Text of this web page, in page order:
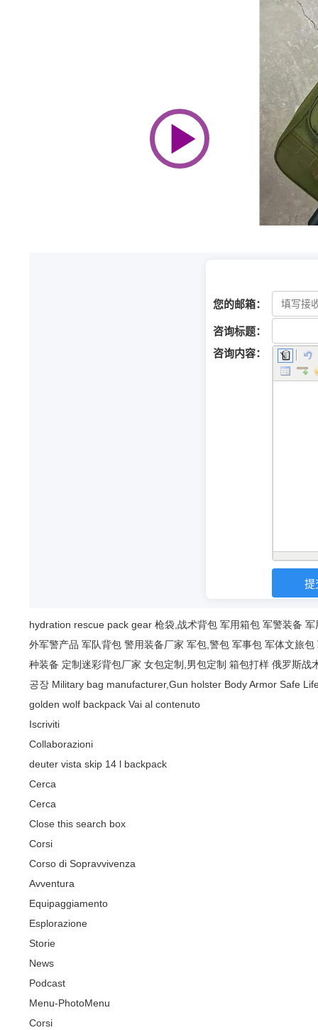
hydration rescue pack gear 枪袋,战术背包 军用箱包 军警装备 军
外军警产品 军队背包 警用装备厂家 军包,警包 军事包 军体文旅包
种装备 定制迷彩背包厂家 女包定制,男包定制 箱包打样 俄罗斯战
공장 Military bag manufacturer,Gun holster Body Armor Safe
golden wolf backpack Vai al contenuto
Iscriviti
Collaborazioni
deuter vista skip 14 l backpack
Cerca
Cerca
Close this search box
Corsi
Corso di Sopravvivenza
Avventura
Equipaggiamento
Esplorazione
Storie
News
Podcast
Menu-PhotoMenu
Corsi